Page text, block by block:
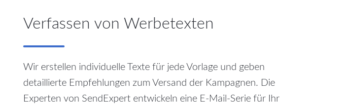
Verfassen von Werbetexten
Wir erstellen individuelle Texte für jede Vorlage und geben
detaillierte Empfehlungen zum Versand der Kampagnen. Die
Experten von SendExpert entwickeln eine E-Mail-Serie für Ihr